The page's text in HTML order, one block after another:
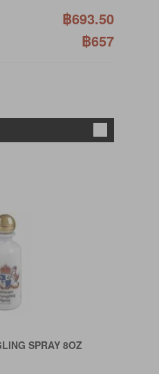
฿693.50
฿657
SPRAY 8OZ